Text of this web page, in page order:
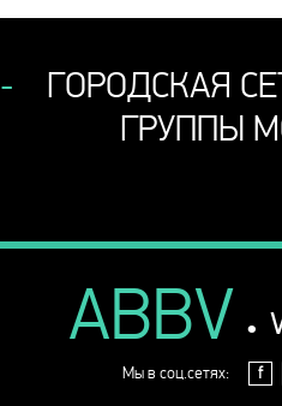
ГОРОДСКАЯ
ГРУППЫ
ABBV .
Мы в соц.сетях: f